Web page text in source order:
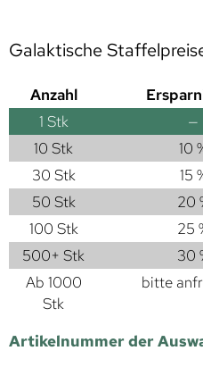
Galaktische
Anzahl
1 Stk —
10 Stk
10
30 Stk
15
50 Stk
20
100 Stk
25
500+ Stk
30
Ab 1000
Stk
bitte
Artikelnummer der